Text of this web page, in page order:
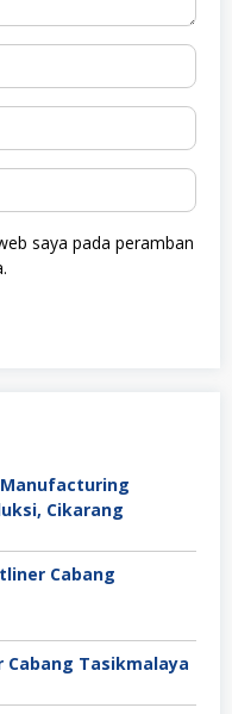
saya pada peramban
Cikarang
Cabang
Cabang Tasikmalaya